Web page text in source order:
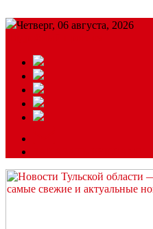
Четверг, 06 августа, 2026